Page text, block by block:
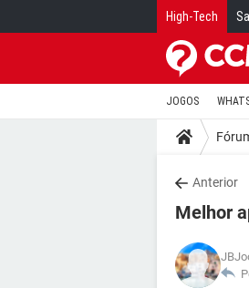
High-Tech
JOGOS
Anterior
Melhor